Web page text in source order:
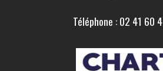
Téléphone : 02 41 60